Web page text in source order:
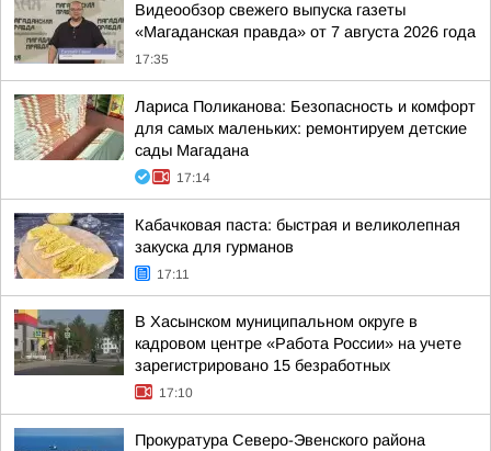
Видеообзор свежего выпуска газеты
«Магаданская правда» от 7 августа 2026 года
17:35
Лариса Поликанова: Безопасность и комфорт
для самых маленьких: ремонтируем детские
сады Магадана
17:14
Кабачковая паста: быстрая и великолепная
закуска для гурманов
17:11
В Хасынском муниципальном округе в
кадровом центре «Работа России» на учете
зарегистрировано 15 безработных
17:10
Прокуратура Северо-Эвенского района